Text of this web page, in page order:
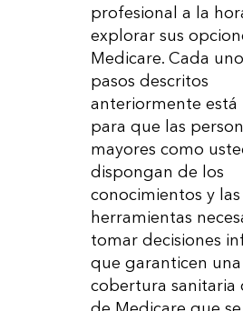
profesional a la
explorar sus
Medicare. Cada
pasos descritos
anteriormente está
para que las
mayores como
dispongan de los
conocimientos y las
herramientas
tomar decisiones
que garanticen una
cobertura sanitaria